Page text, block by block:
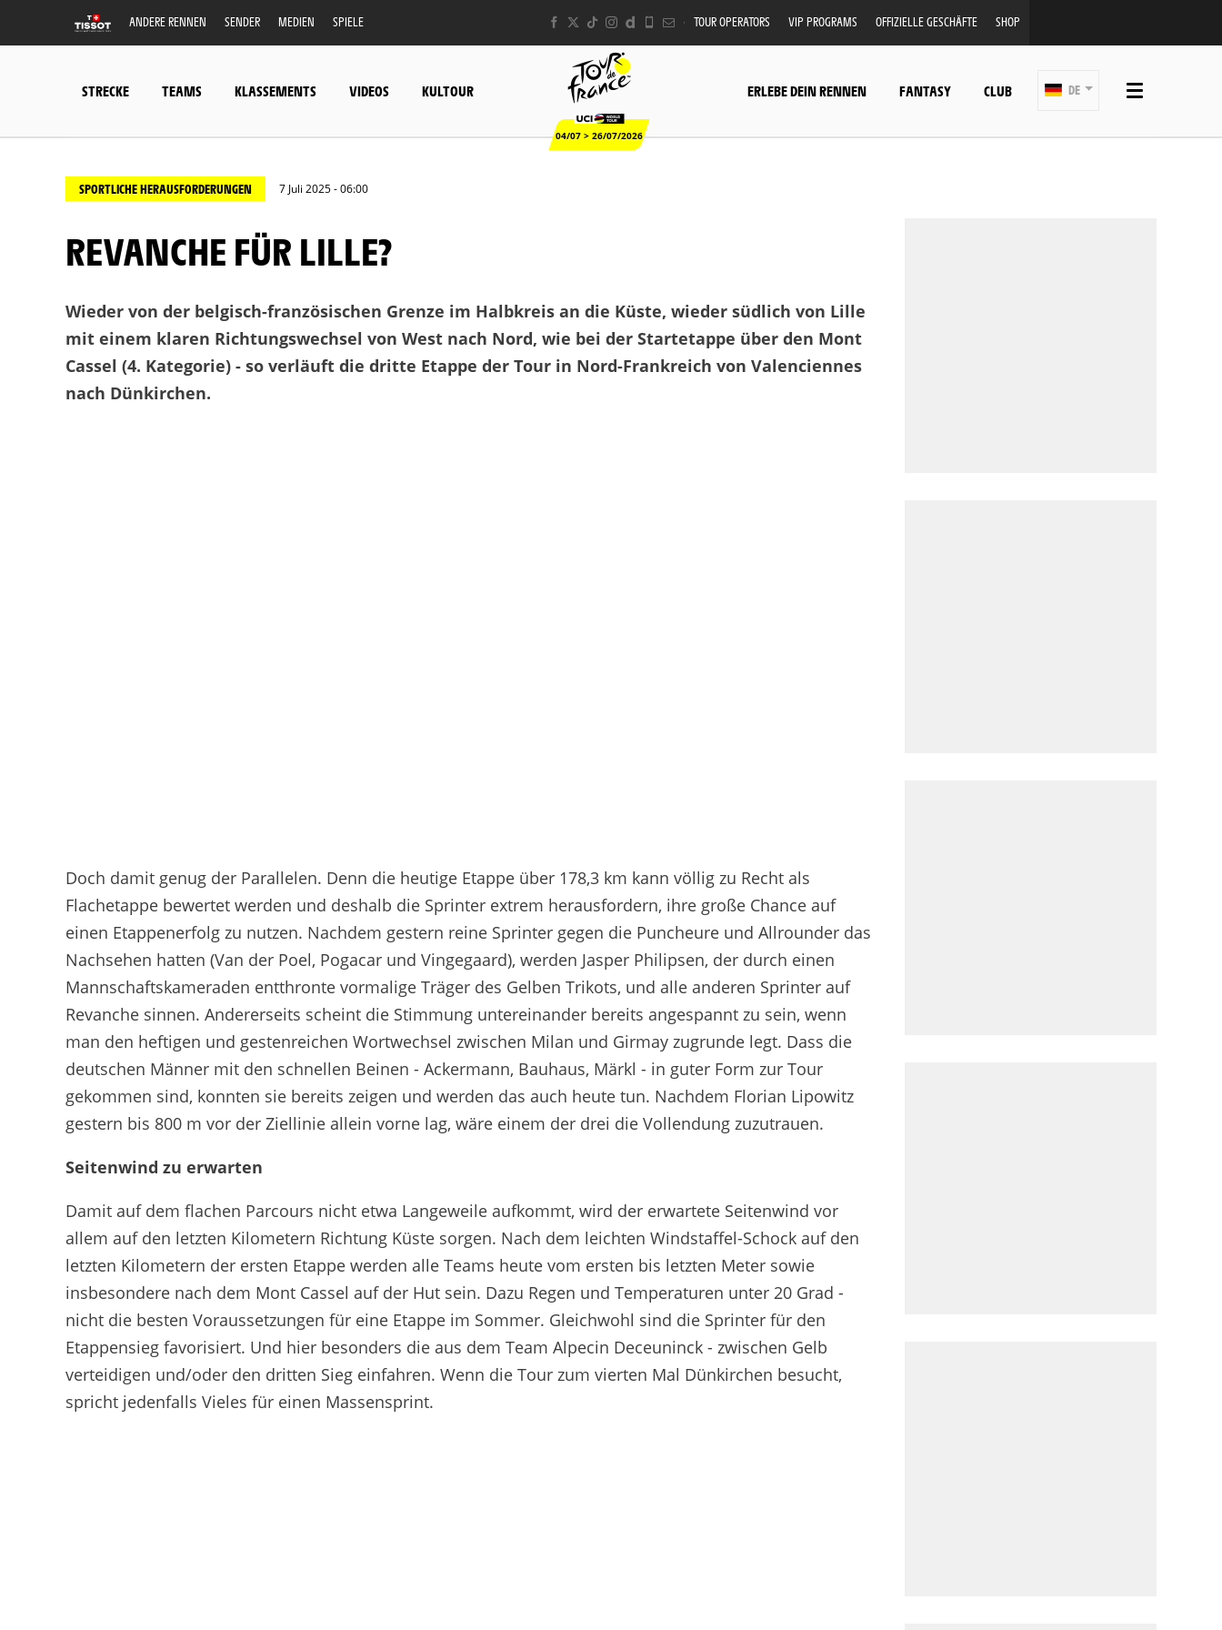
ANDERE RENNEN SENDER MEDIEN SPIELE TOUR OPERATORS VIP PROGRAMS OFFIZIELLE GESCHÄFTE SHOP
STRECKE TEAMS KLASSEMENTS VIDEOS KULTOUR
04/07 > 26/07/2026
ERLEBE DEIN RENNEN FANTASY CLUB DE
SPORTLICHE HERAUSFORDERUNGEN 7 Juli 2025 - 06:00
REVANCHE FÜR LILLE?
Wieder von der belgisch-französischen Grenze im Halbkreis an die Küste, wieder südlich von Lille
mit einem klaren Richtungswechsel von West nach Nord, wie bei der Startetappe über den Mont
Cassel (4. Kategorie) - so verläuft die dritte Etappe der Tour in Nord-Frankreich von Valenciennes
nach Dünkirchen.
Doch damit genug der Parallelen. Denn die heutige Etappe über 178,3 km kann völlig zu Recht als
Flachetappe bewertet werden und deshalb die Sprinter extrem herausfordern, ihre große Chance auf
einen Etappenerfolg zu nutzen. Nachdem gestern reine Sprinter gegen die Puncheure und Allrounder das
Nachsehen hatten (Van der Poel, Pogacar und Vingegaard), werden Jasper Philipsen, der durch einen
Mannschaftskameraden entthronte vormalige Träger des Gelben Trikots, und alle anderen Sprinter auf
Revanche sinnen. Andererseits scheint die Stimmung untereinander bereits angespannt zu sein, wenn
man den heftigen und gestenreichen Wortwechsel zwischen Milan und Girmay zugrunde legt. Dass die
deutschen Männer mit den schnellen Beinen - Ackermann, Bauhaus, Märkl - in guter Form zur Tour
gekommen sind, konnten sie bereits zeigen und werden das auch heute tun. Nachdem Florian Lipowitz
gestern bis 800 m vor der Ziellinie allein vorne lag, wäre einem der drei die Vollendung zuzutrauen.
Seitenwind zu erwarten
Damit auf dem flachen Parcours nicht etwa Langeweile aufkommt, wird der erwartete Seitenwind vor
allem auf den letzten Kilometern Richtung Küste sorgen. Nach dem leichten Windstaffel-Schock auf den
letzten Kilometern der ersten Etappe werden alle Teams heute vom ersten bis letzten Meter sowie
insbesondere nach dem Mont Cassel auf der Hut sein. Dazu Regen und Temperaturen unter 20 Grad -
nicht die besten Voraussetzungen für eine Etappe im Sommer. Gleichwohl sind die Sprinter für den
Etappensieg favorisiert. Und hier besonders die aus dem Team Alpecin Deceuninck - zwischen Gelb
verteidigen und/oder den dritten Sieg einfahren. Wenn die Tour zum vierten Mal Dünkirchen besucht,
spricht jedenfalls Vieles für einen Massensprint.